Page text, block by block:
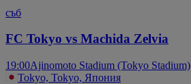
съб
FC Tokyo vs Machida Zelvia
19:00Ajinomoto Stadium (Tokyo Stadium)
Tokyo, Tokyo, Япония